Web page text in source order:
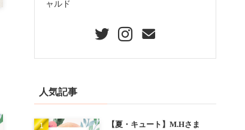
ャルド
人気記事
【夏・キュート】M.Hさま